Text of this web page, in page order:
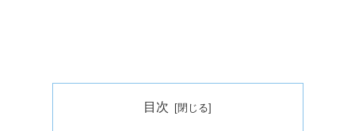
目次